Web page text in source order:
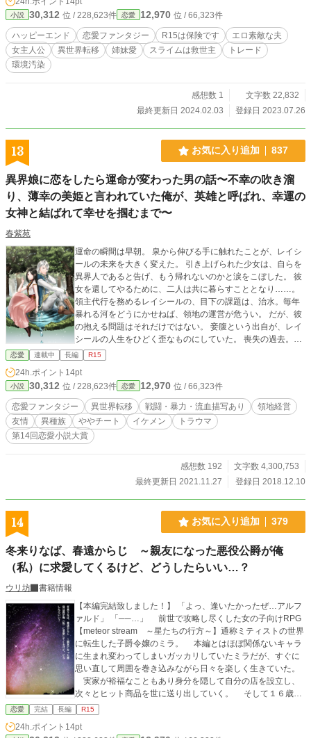
キがヒロインです。 ご都合主義なので追及はお許しください。深い意味は無く
フワッと設定です。
小説 30,312 位 / 228,623件 恋愛 12,970 位 / 66,323件
ハッピーエンド 恋愛ファンタジー R15は保険です
エロ素敵な夫
女主人公
異世界転移 姉妹愛 スライムは救世主
トレード
環境汚染
感想数 1
文字数 22,832
最終更新日 2024.02.03
登録日 2023.07.26
13 お気に入り追加 837
異界娘に恋をしたら運命が変わった男の話〜不幸の吹き溜
り、薄幸の美姫と言われていた俺が、英雄と呼ばれ、幸運の
女神と結ばれて幸せを掴むまで〜
春紫苑
運命の瞬間は早朝。 泉から伸びる手に触れたことが、レイシ
ールの未来を大きく変えた。 引き上げられた少女は、自らを
異界人であると告げ、もう帰れないのかと涙をこぼした。 彼
女を還してやるために、二人は共に暮らすこととなり……。
領主代行を務めるレイシールの、目下の課題は、治水。毎年
暴れる河をどうにかせねば、領地の運営が危うい。 だが、彼
の抱える問題はそれだけではない。 妾腹という出自が、レイ
シールの人生をひどく歪なものにしていた。 喪失の過去。嵐
中の彼方にある未来。二人は選んだ道の先に何を得るのか！
恋愛 連載中 長編 R15
24h.ポイント 14pt
小説 30,312 位 / 228,623件 恋愛 12,970 位 / 66,323件
恋愛ファンタジー 異世界転移 戦闘・暴力・流血描写あり
領地経営
友情
異種族 ややチート イケメン
トラウマ
第14回恋愛小説大賞
感想数 192
文字数 4,300,753
最終更新日 2021.11.27
登録日 2018.12.10
14 お気に入り追加 379
冬来りなば、春遠からじ ～親友になった悪役公爵が俺
（私）に求愛してくるけど、どうしたらいい…？
ウリ坊
書籍情報
【本編完結致しました！】 「よっ、逢いたかったぜ…アルフ
ァルド」 「──…」 前世で攻略し尽くした女の子向けRPG
【meteor stream ～星たちの行方～】通称ミティストの世界
に転生した子爵令嬢のミラ。 本編とはほぼ関係ないキャラ
に生まれ変わってしまいガッカリしていたミラだが、すぐに
思い直して周囲を巻き込みながら日々を楽しく生きていた。
実家が裕福なこともあり身分を隠して自分の店を設立し、
次々とヒット商品を世に送り出していく。 そして１６歳の
成人に至るまで資金繰りの傍ら冒険者として活躍し、シリウ
スという偽名で周りから悟られることのないよう秘密裏に実
力も伸ばしていく。 趣味と実益を兼ね、ミティストで気が
恋愛 完結 長編 R15
24h.ポイント 14pt